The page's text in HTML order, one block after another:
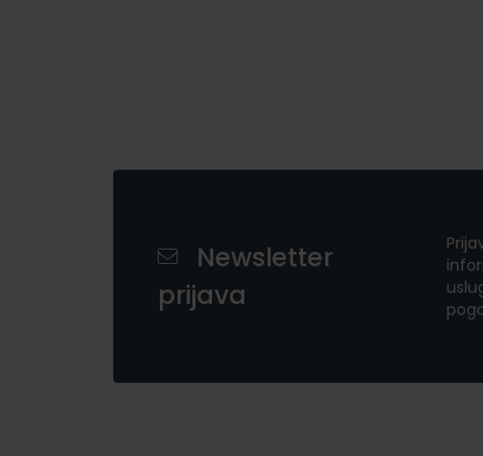
Newsletter
prijava